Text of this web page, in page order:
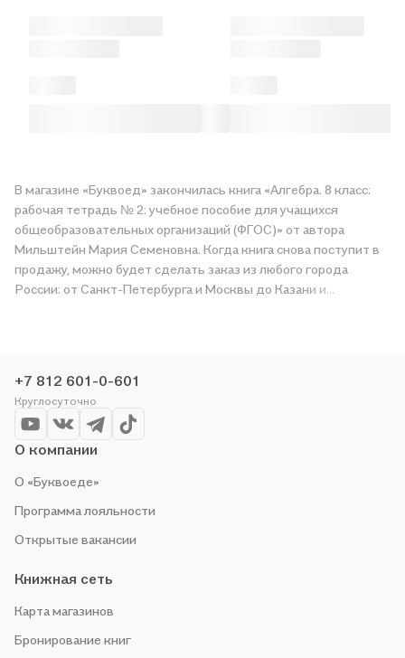
В магазине «Буквоед» закончилась книга «Алгебра. 8 класс:
рабочая тетрадь № 2: учебное пособие для учащихся
общеобразовательных организаций (ФГОС)» от автора
Мильштейн Мария Семеновна. Когда книга снова поступит в
продажу, можно будет сделать заказ из любого города
России: от Санкт-Петербурга и Москвы до Казани и
Мы и сами любим читать, поэтому делаем всё, чтобы вы
могли купить понравившуюся историю по приятной цене.
Например, организуем конкурсы и проводим акции.
Оставайтесь с нами, чтобы не упустить выгоду!
+7 812 601-0-601
Круглосуточно
О компании
О «Буквоеде»
Программа лояльности
Открытые вакансии
Книжная сеть
Карта магазинов
Бронирование книг